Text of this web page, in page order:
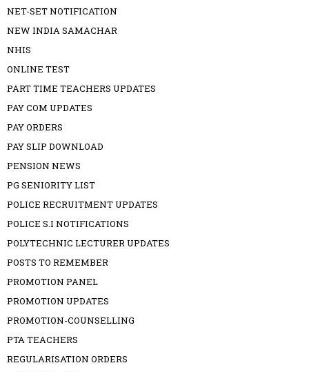
NET-SET NOTIFICATION
NEW INDIA SAMACHAR
NHIS
ONLINE TEST
PART TIME TEACHERS UPDATES
PAY COM UPDATES
PAY ORDERS
PAY SLIP DOWNLOAD
PENSION NEWS
PG SENIORITY LIST
POLICE RECRUITMENT UPDATES
POLICE S.I NOTIFICATIONS
POLYTECHNIC LECTURER UPDATES
POSTS TO REMEMBER
PROMOTION PANEL
PROMOTION UPDATES
PROMOTION-COUNSELLING
PTA TEACHERS
REGULARISATION ORDERS